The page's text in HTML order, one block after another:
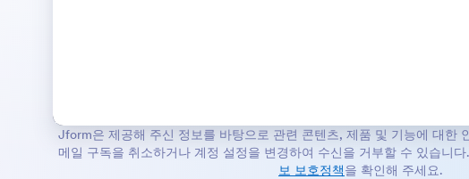
Jform은 제공해 주신 정보를 바탕으로 관련 콘텐츠, 제품 및 기능에 대한
메일 구독을 취소하거나 계정 설정을 변경하여 수신을 거부할 수 있습니
보 보호정책을 확인해 주세요.